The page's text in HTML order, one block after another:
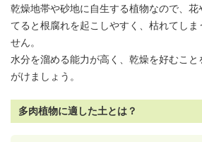
乾燥地帯や砂地に自生する植物なので、花
てると根腐れを起こしやすく、枯れてしま
せん。
水分を溜める能力が高く、乾燥を好むこ
がけましょう。
多肉植物に適した土とは？